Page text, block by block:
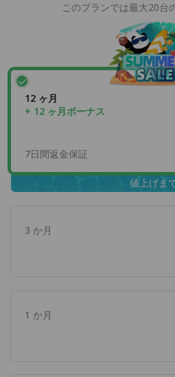
このプランでは最大20台
12 ヶ月
+ 12 ヶ月ボーナス
7日間返金保証
値上げま
3 か月
1 か月